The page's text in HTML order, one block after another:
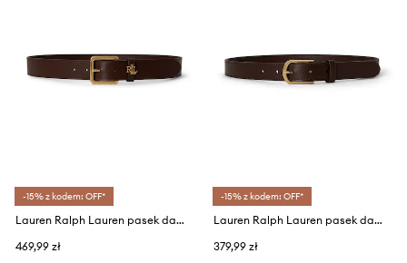
-15% z kodem: OFF*
Lauren Ralph Lauren pasek damski skórzany
469,99 zł
-15% z kodem: OFF*
Lauren Ralph Lauren pasek damski skórzany
379,99 zł